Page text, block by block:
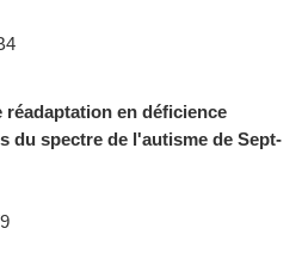
en déficience
du spectre de l'autisme de Sept-